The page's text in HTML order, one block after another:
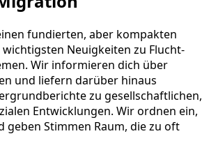
fundierten, aber kompakten
Neuigkeiten zu Flucht-
Wir informieren dich über
und liefern darüber hinaus
zu gesellschaftlichen,
Entwicklungen. Wir ordnen ein,
geben Stimmen Raum, die zu oft